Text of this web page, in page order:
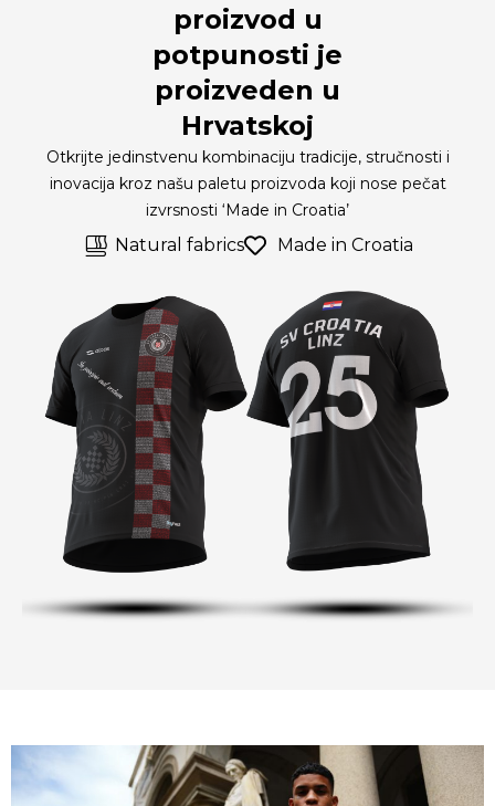
proizvod u
potpunosti je
proizveden u
Hrvatskoj
Otkrijte jedinstvenu kombinaciju tradicije, stručnosti i
inovacija kroz našu paletu proizvoda koji nose pečat
izvrsnosti ‘Made in Croatia’
Natural fabrics Made in Croatia